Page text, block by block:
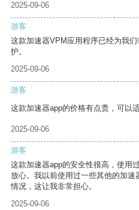
2025-09-06
游客
这款加速器VPM应用程序已经为我
护。
2025-09-06
游客
这款加速器app的价格有点贵，可以
2025-09-06
游客
这款加速器app的安全性很高，使用
放心。我以前使用过一些其他的加
情况，这让我非常担心。
2025-09-06